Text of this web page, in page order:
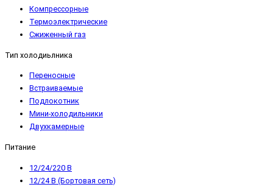
Компрессорные
Термоэлектрические
Сжиженный газ
Тип холодиьлника
Переносные
Встраиваемые
Подлокотник
Мини-холодильники
Двухкамерные
Питание
12/24/220 В
12/24 В (Бортовая сеть)